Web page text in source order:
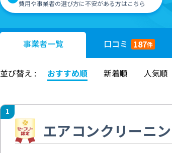
費用や事業者の選び方に不安がある方はこちら
事業者一覧 口コミ 187件
並び替え : おすすめ順 新着順 人気順
1
エアコンクリーニ